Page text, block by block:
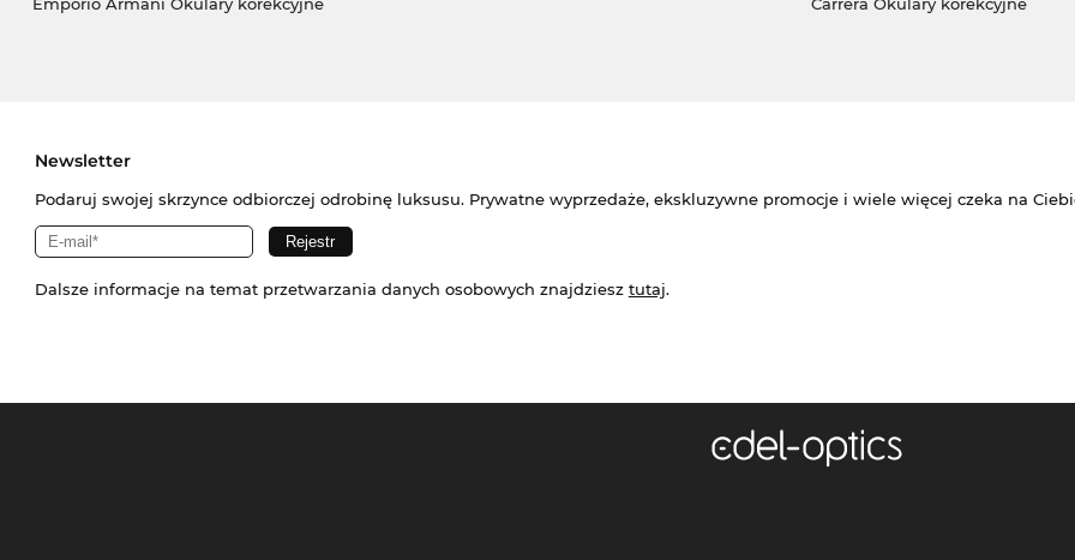
Emporio Armani Okulary korekcyjne Carrera Okulary korekcyjne
Newsletter
Podaruj swojej skrzynce odbiorczej odrobinę luksusu. Prywatne wyprzedaże, ekskluzywne promocje i wiele więcej czeka na
Dalsze informacje na temat przetwarzania danych osobowych znajdziesz tutaj.